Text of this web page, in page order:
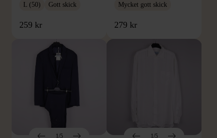
L (50) Gott skick
259 kr
Mycket gott skick
279 kr
1/5
1/5